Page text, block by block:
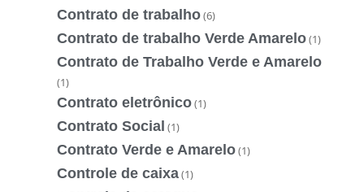
Contrato de trabalho(6)
Contrato de trabalho Verde Amarelo(1)
Contrato de Trabalho Verde e Amarelo
(1)
Contrato eletrônico(1)
Contrato Social (1)
Contrato Verde e Amarelo(1)
Controle de caixa(1)